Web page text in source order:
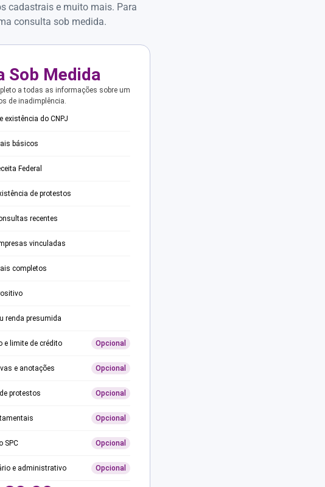
cadastrais e muito mais. Para
consulta sob medida.
Sob Medida
a todas as informações sobre um
de inadimplência.
existência do CNPJ
básicos
Federal
de protestos
recentes
vinculadas
completos
renda presumida
e limite de crédito Opcional
e anotações Opcional
protestos Opcional
Opcional
SPC Opcional
e administrativo Opcional